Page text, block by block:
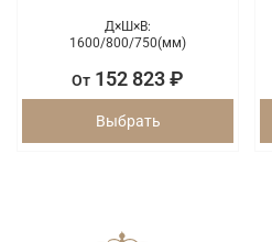
Д×Ш×В:
1600/800/750(мм)
От 152 823 ₽
Выбрать